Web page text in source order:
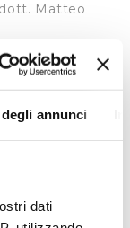
annunci
dati
Matteo
entro 30
sul sito